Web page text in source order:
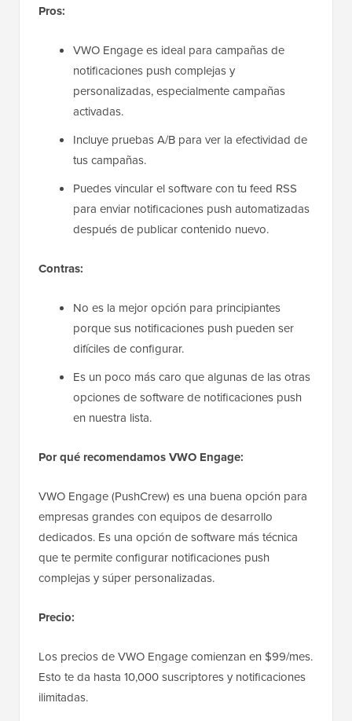
Pros:
VWO Engage es ideal para campañas de
notificaciones push complejas y
personalizadas, especialmente campañas
activadas.
Incluye pruebas A/B para ver la efectividad de
tus campañas.
Puedes vincular el software con tu feed RSS
para enviar notificaciones push automatizadas
después de publicar contenido nuevo.
Contras:
No es la mejor opción para principiantes
porque sus notificaciones push pueden ser
difíciles de configurar.
Es un poco más caro que algunas de las otras
opciones de software de notificaciones push
en nuestra lista.
Por qué recomendamos VWO Engage:
VWO Engage (PushCrew) es una buena opción para
empresas grandes con equipos de desarrollo
dedicados. Es una opción de software más técnica
que te permite configurar notificaciones push
complejas y súper personalizadas.
Precio:
Los precios de VWO Engage comienzan en $99/mes.
Esto te da hasta 10,000 suscriptores y notificaciones
ilimitadas.